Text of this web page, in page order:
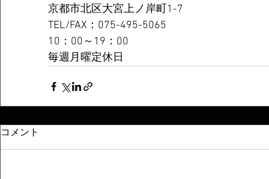
京都市北区大宮上ノ岸町1-7
TEL/FAX：075-495-5065
10：00～19：00
毎週月曜定休日
コメント